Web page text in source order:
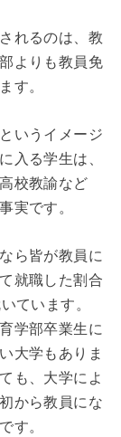
れるのは、教
よりも教員免
す。
いうイメージ
入る学生は、
校教諭など
実です。
ら皆が教員に
就職した割合
ています。
学部卒業生に
大学もありま
も、大学によ
から教員にな
す。